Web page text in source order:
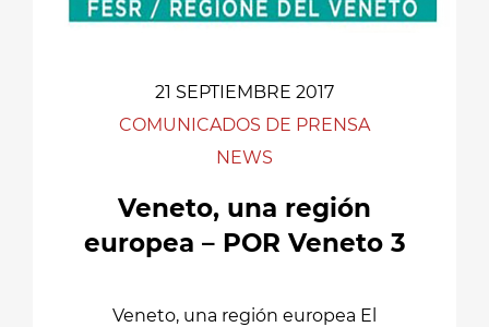
21 SEPTIEMBRE 2017
COMUNICADOS DE PRENSA
NEWS
Veneto, una región
europea – POR Veneto 3
Veneto, una región europea El